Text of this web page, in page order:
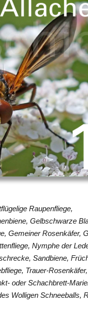
Raupenfliege,
Gelbschwarze
Gemeiner Rosenkäfer,
Nymphe der
Sandbiene,
Trauer-
oder Schachbrett-
Wolligen Schneeballs,